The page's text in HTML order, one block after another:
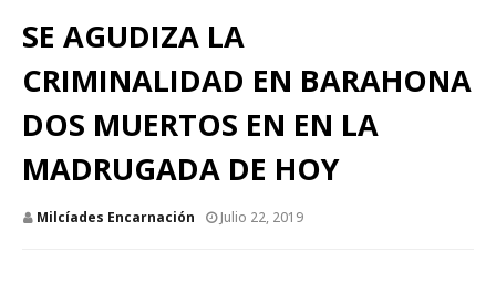
SE AGUDIZA LA
CRIMINALIDAD EN BARAHONA
DOS MUERTOS EN EN LA
MADRUGADA DE HOY
Milcíades Encarnación Julio 22, 2019